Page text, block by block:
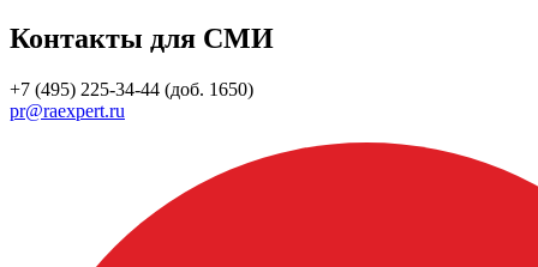
Контакты для СМИ
+7 (495) 225-34-44 (доб. 1650)
pr@raexpert.ru